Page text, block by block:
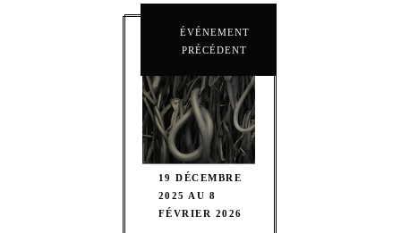
ÉVÉNEMENT
PRÉCÉDENT
19 DÉCEMBRE
2025 AU 8
FÉVRIER 2026